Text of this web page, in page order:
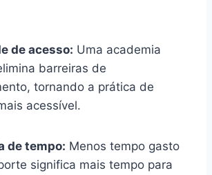
de acesso: Uma academia
barreiras de
tornando a prática de
acessível.
de tempo: Menos tempo gasto
significa mais tempo para